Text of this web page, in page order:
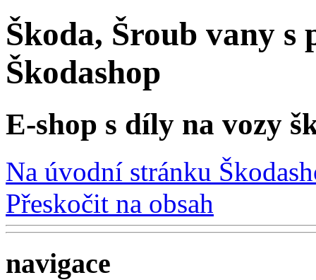
Škoda, Šroub vany s
Škodashop
E-shop s díly na vozy
Na úvodní stránku
Přeskočit na obsah
navigace